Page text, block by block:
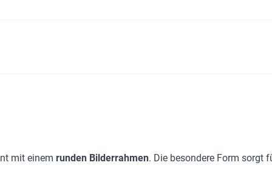
mit einem runden Bilderrahmen. Die besondere Form sorgt